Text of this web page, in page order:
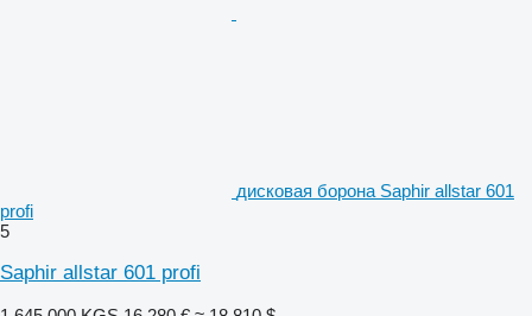
дисковая борона Saphir allstar 601
profi
5
Saphir allstar 601 profi